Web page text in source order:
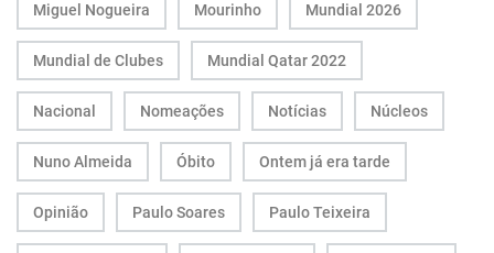
Miguel Nogueira Mourinho Mundial 2026
Mundial de Clubes Mundial Qatar 2022
Nacional Nomeações Notícias Núcleos
Nuno Almeida Óbito Ontem já era tarde
Opinião Paulo Soares Paulo Teixeira